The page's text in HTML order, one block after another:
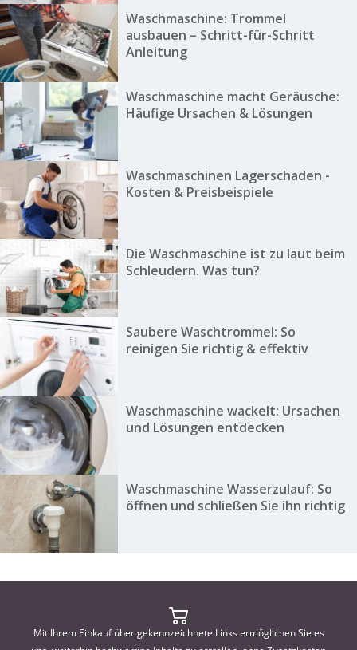
Waschmaschine: Trommel
ausbauen – Schritt-für-Schritt
Anleitung
Waschmaschine macht Geräusche:
Häufige Ursachen & Lösungen
Waschmaschinen Lagerschaden -
Kosten & Preisbeispiele
Die Waschmaschine ist zu laut beim
Schleudern. Was tun?
Saubere Waschtrommel: So
reinigen Sie richtig & effektiv
Waschmaschine wackelt: Ursachen
und Lösungen entdecken
Waschmaschine Wasserzulauf: So
öffnen und schließen Sie ihn richtig
Mit Ihrem Einkauf über gekennzeichnete Links ermöglichen Sie es